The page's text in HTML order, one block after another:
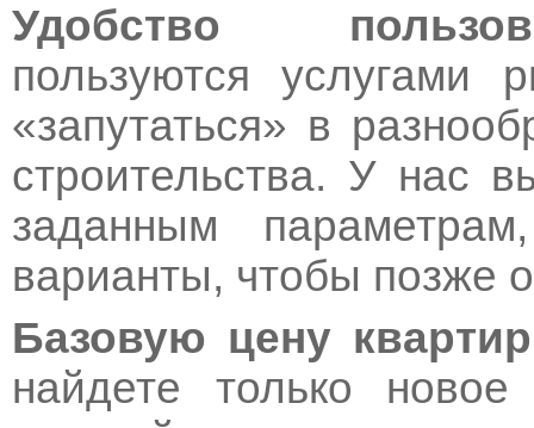
Удобство
пользуются услугами
«запутаться» в
строительства. У нас
заданным
варианты, чтобы позже
Базовую цену
найдете только